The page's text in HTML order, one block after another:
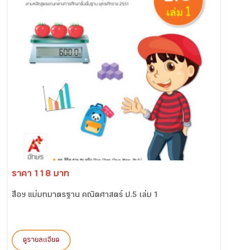
ราคา 118 บาท
สื่อฯ แม่บทมาตรฐาน คณิตศาสตร์ ป.5 เล่ม 1
ดูรายละเอียด